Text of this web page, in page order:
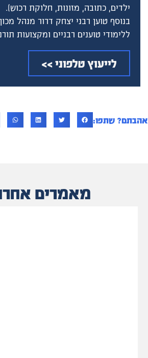
ילדים, כתובה, מזונות, חלוקת רכוש).
בנוסף טוען רבני יצחק דרור מנהל
ללימודי טוענים רבניים ומקצועות
לייעוץ טלפוני>>
אהבתם? שתפו:
מאמרים